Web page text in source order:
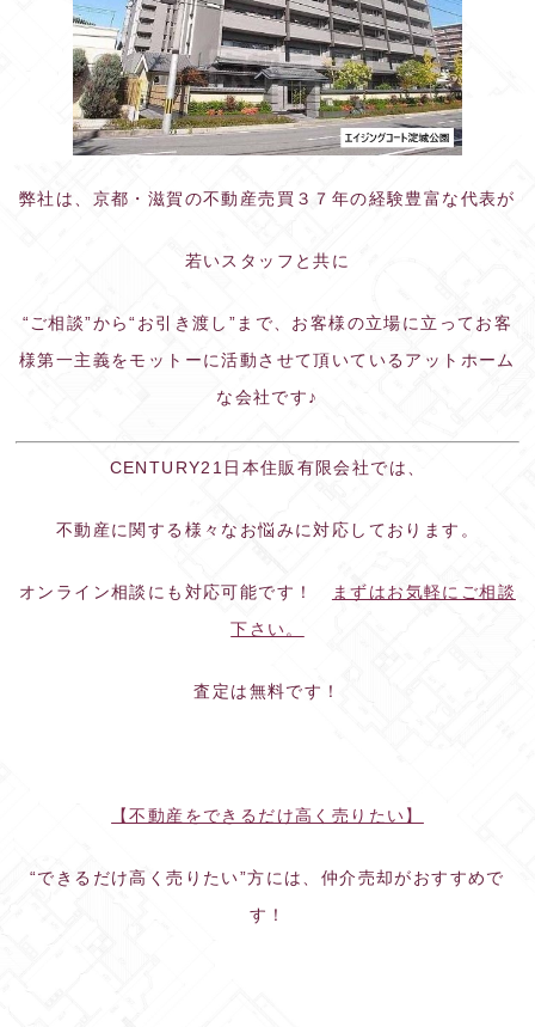
弊社は、京都・滋賀の不動産売買３７年の経験豊富な代表が
若いスタッフと共に
“ご相談”から“お引き渡し”まで、お客様の立場に立ってお客
様第一主義をモットーに活動させて頂いているアットホーム
な会社です♪
CENTURY21日本住販有限会社では、
不動産に関する様々なお悩みに対応しております。
オンライン相談にも対応可能です！
まずはお気軽にご相談
下さい。
査定は無料です！
【不動産をできるだけ高く売りたい】
“できるだけ高く売りたい”方には、仲介売却がおすすめで
す！